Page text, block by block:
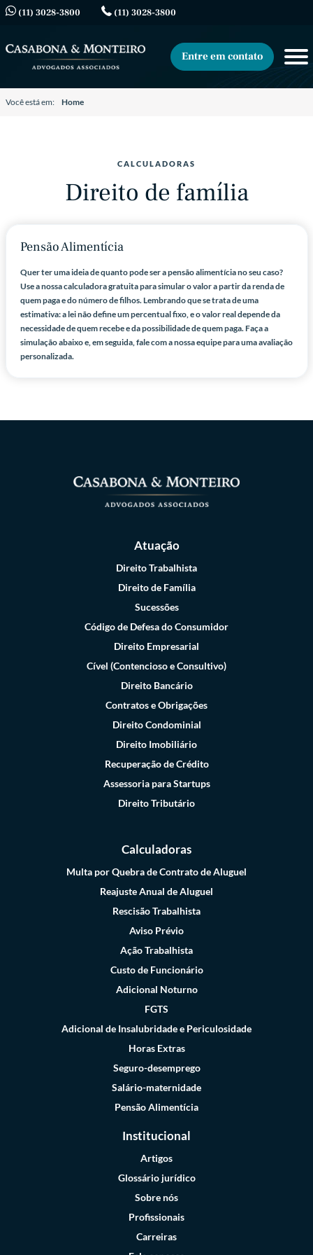
(11) 3028-3800 (11) 3028-3800
Entre em contato
Você está em: Home
CALCULADORAS
Direito de família
Pensão Alimentícia
Quer ter uma ideia de quanto pode ser a pensão alimentícia no seu caso?
Use a nossa calculadora gratuita para simular o valor a partir da renda de
quem paga e do número de filhos. Lembrando que se trata de uma
estimativa: a lei não define um percentual fixo, e o valor real depende da
necessidade de quem recebe e da possibilidade de quem paga. Faça a
simulação abaixo e, em seguida, fale com a nossa equipe para uma avaliação
personalizada.
Atuação
Direito Trabalhista
Direito de Família
Sucessões
Código de Defesa do Consumidor
Direito Empresarial
Cível (Contencioso e Consultivo)
Direito Bancário
Contratos e Obrigações
Direito Condominial
Direito Imobiliário
Recuperação de Crédito
Assessoria para Startups
Direito Tributário
Calculadoras
Multa por Quebra de Contrato de Aluguel
Reajuste Anual de Aluguel
Rescisão Trabalhista
Aviso Prévio
Ação Trabalhista
Custo de Funcionário
Adicional Noturno
FGTS
Adicional de Insalubridade e Periculosidade
Horas Extras
Seguro-desemprego
Salário-maternidade
Pensão Alimentícia
Institucional
Artigos
Glossário jurídico
Sobre nós
Profissionais
Carreiras